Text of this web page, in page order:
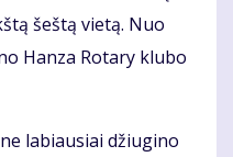
šeš­tą vie­tą. Nuo
Han­za Ro­ta­ry klu­bo
la­biau­siai džiu­gi­no